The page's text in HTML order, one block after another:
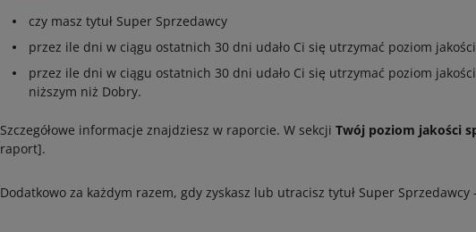
czy masz tytuł Super Sprzedawcy
przez ile dni w ciągu ostatnich 30 dni udało Ci się utrzymać poziom
przez ile dni w ciągu ostatnich 30 dni udało Ci się utrzymać poziom
niższym niż Dobry.
Szczegółowe informacje znajdziesz w raporcie. W sekcjiTwój poziom jakości
raport].
Dodatkowo za każdym razem, gdy zyskasz lub utracisz tytuł Super